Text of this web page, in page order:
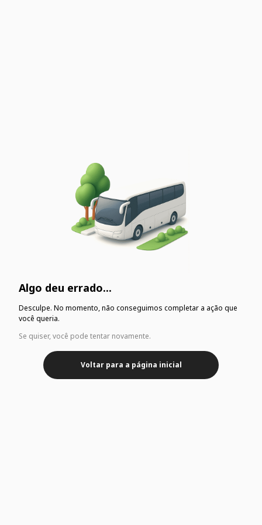
Algo deu errado...
Desculpe. No momento, não conseguimos completar a ação que
você queria.
Se quiser, você pode tentar novamente.
Voltar para a página inicial